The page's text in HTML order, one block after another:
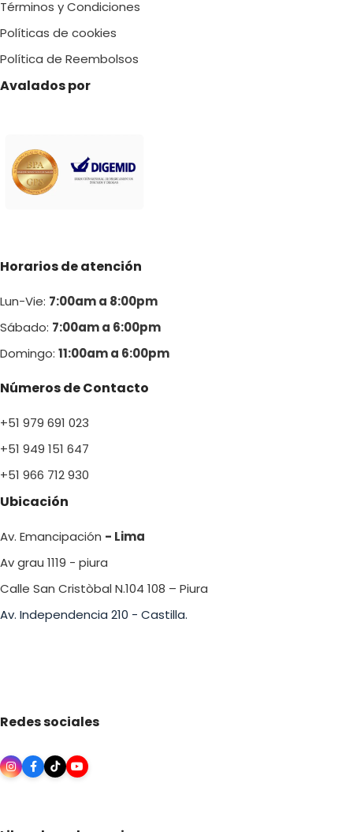
Términos y Condiciones
Políticas de cookies
Política de Reembolsos
Avalados por
Horarios de atención
Lun-Vie: 7:00am a 8:00pm
Sábado: 7:00am a 6:00pm
Domingo: 11:00am a 6:00pm
Números de Contacto
+51 979 691 023
+51 949 151 647
+51 966 712 930
Ubicación
Av. Emancipación - Lima
Av grau 1119 - piura
Calle San Cristòbal N.104 108 – Piura
Av. Independencia 210 - Castilla.
Redes sociales